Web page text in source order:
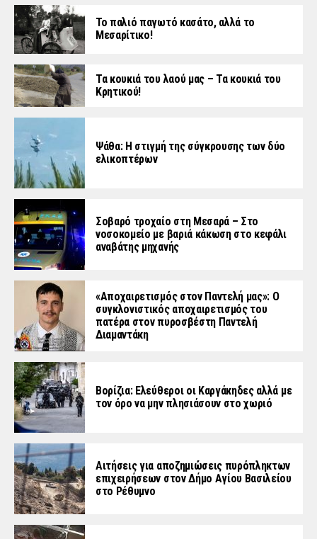
Το παλιό παγωτό κασάτο, αλλά το
Μεσαρίτικο!
Τα κουκιά του λαού μας – Τα κουκιά του
Κρητικού!
Ψάθα: Η στιγμή της σύγκρουσης των δύο
ελικοπτέρων
Σοβαρό τροχαίο στη Μεσαρά – Στο
νοσοκομείο με βαριά κάκωση στο κεφάλι
αναβάτης μηχανής
«Aποχαιρετισμός στον Παντελή μας»: Ο
συγκλονιστικός αποχαιρετισμός του
πατέρα στον πυροσβέστη Παντελή
Διαμαντάκη
Βορίζια: Ελεύθεροι οι Καργάκηδες αλλά με
τον όρο να μην πλησιάσουν στο χωριό
Αιτήσεις για αποζημιώσεις πυρόπληκτων
επιχειρήσεων στον Δήμο Αγίου Βασιλείου
στο Ρέθυμνο